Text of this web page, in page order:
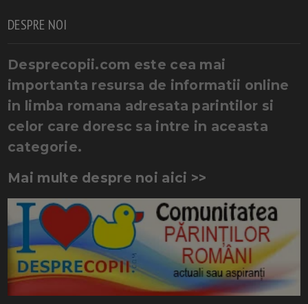
DESPRE NOI
Desprecopii.com este cea mai
importanta resursa de informatii online
in limba romana adresata parintilor si
celor care doresc sa intre in aceasta
categorie.
Mai multe despre noi aici >>